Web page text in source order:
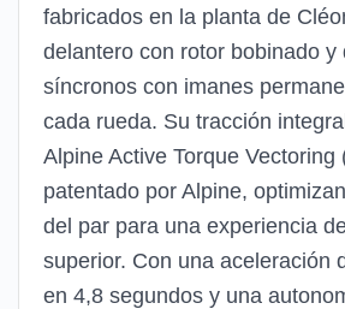
fabricados en la planta de
delantero con rotor bobinado y
síncronos con imanes
cada rueda. Su tracción
Alpine Active Torque Vectoring
patentado por Alpine,
del par para una experiencia
superior. Con una aceleración
en 4,8 segundos y una